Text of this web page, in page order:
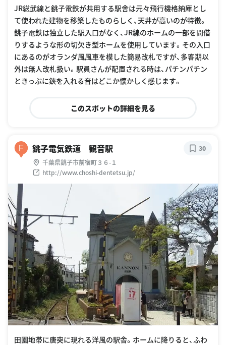
JR総武線と銚子電鉄が共用する駅舎は元々飛行機格納庫とし
て使われた建物を移築したものらしく、天井が高いのが特徴。
銚子電鉄は独立した駅入口がなく、JR線のホームの一部を間借
りするような形の切欠き型ホームを使用しています。その入口
にあるのがオランダ風風車を模した簡易改札ですが、多客期以
外は無人改札扱い。駅員さんが配置される時は、パチンパチン
ときっぷに鋏を入れる音はどこか懐かしく感じます。
このスポットの詳細を見る
F 銚子電気鉄道 観音駅
千葉県銚子市前宿町３６-１
http://www.choshi-dentetsu.jp/
30
田園地帯に唐突に現れる洋風の駅舎。ホームに降りると、ふわ